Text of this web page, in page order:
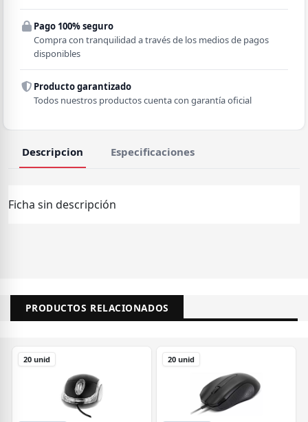
Comuna
Pago 100% seguro
Compra con tranquilidad a través de los medios de pagos
disponibles
Producto garantizado
Todos nuestros productos cuenta con garantía oficial
Descripcion Especificaciones
Ficha sin descripción
PRODUCTOS RELACIONADOS
20 unid 20 unid